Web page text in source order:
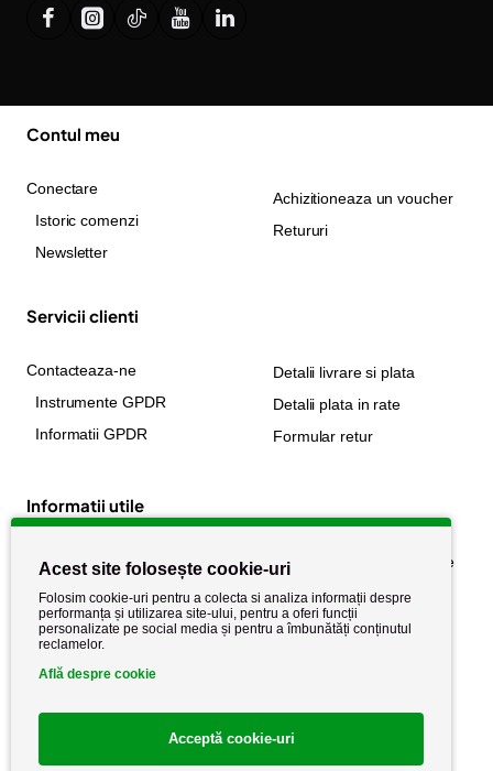
Contul meu
Conectare
Istoric comenzi
Newsletter
Achizitioneaza un voucher
Retururi
Servicii clienti
Contacteaza-ne
Instrumente GPDR
Informatii GPDR
Detalii livrare si plata
Detalii plata in rate
Formular retur
Informatii utile
Despre noi
Stiri si noutati
Politica de cookie
Politica de confidențialitate
Politica de retur
Termeni si conditii
Acest site folosește cookie-uri
Folosim cookie-uri pentru a colecta si analiza informații despre
performanța și utilizarea site-ului, pentru a oferi funcții
personalizate pe social media și pentru a îmbunătăți conținutul
reclamelor.
Află despre cookie
Acceptă cookie-uri